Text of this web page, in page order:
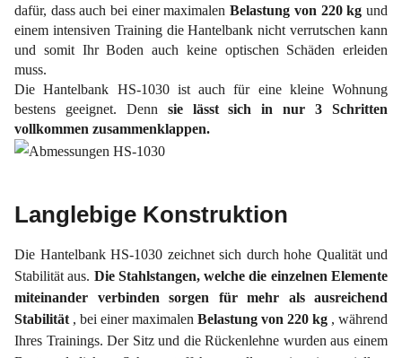
dafür, dass auch bei einer maximalenBelastung von 220 kgund
einem intensiven Training die Hantelbank nicht verrutschen kann
und somit Ihr Boden auch keine optischen Schäden erleiden
muss.
Die Hantelbank HS-1030 ist auch für eine kleine Wohnung
bestens geeignet. Denn sie lässt sich in nur 3 Schritten
vollkommen zusammenklappen.
Langlebige Konstruktion
Die Hantelbank HS-1030 zeichnet sich durch hohe Qualität und
Stabilität aus. Die Stahlstangen, welche die einzelnen Elemente
miteinander verbinden sorgen für mehr als ausreichend
Stabilität , bei einer maximalen Belastung von 220 kg , während
Ihres Trainings. Der Sitz und die Rückenlehne wurden aus einem